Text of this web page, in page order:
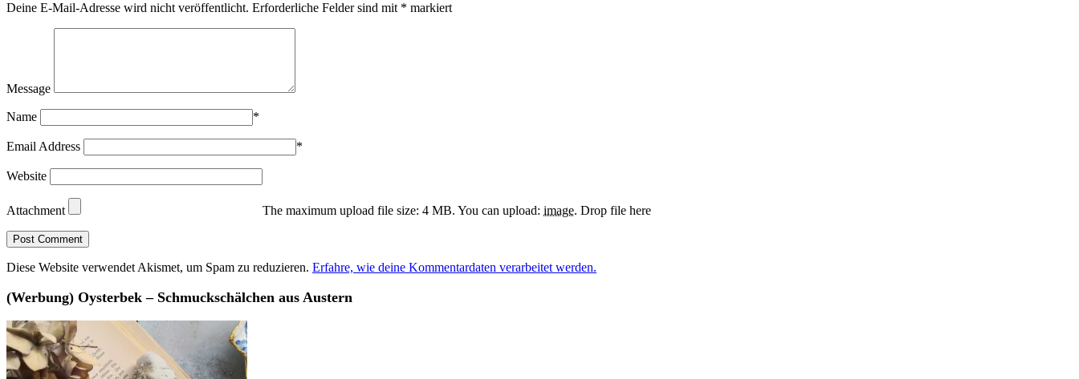
Deine E-Mail-Adresse wird nicht veröffentlicht. Erforderliche Felder sind mit * markiert
Message
Name *
Email Address *
Website
Attachment The maximum upload file size: 4 MB. You can upload: image. Drop file here
Diese Website verwendet Akismet, um Spam zu reduzieren. Erfahre, wie deine Kommentardaten verarbeitet werden.
(Werbung) Oysterbek – Schmuckschälchen aus Austern